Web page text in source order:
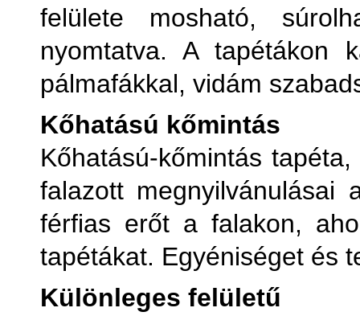
felülete mosható,
nyomtatva. A tapétákon
pálmafákkal, vidám
Kőhatású kőmintás
Kőhatású-kőmintás
falazott megnyilvánulásai
férfias erőt a falakon,
tapétákat. Egyéniséget és
Különleges felületű